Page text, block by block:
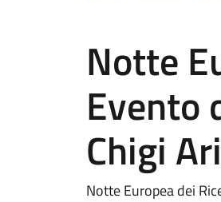
Notte
Evento
Chigi
Notte Europea dei